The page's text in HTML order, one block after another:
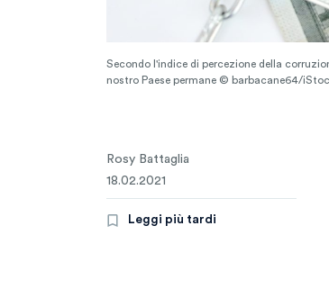
Secondo l'indice di percezione della
nostro Paese permane © barbacane64/
Rosy Battaglia
18.02.2021
Leggi più tardi